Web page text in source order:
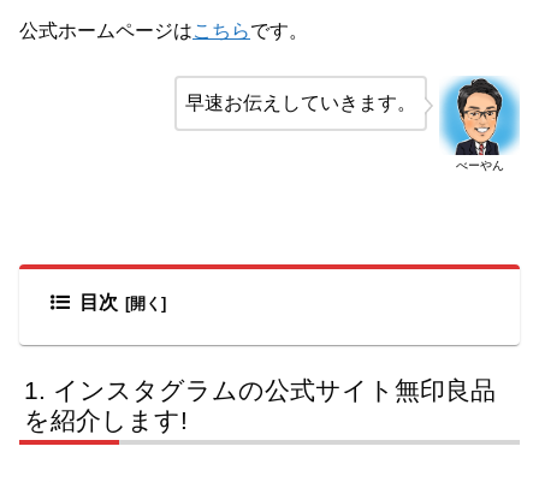
公式ホームページはこちらです。
べーやん
早速お伝えしていきます。
目次
インスタグラムの公式サイト無印良品
を紹介します!